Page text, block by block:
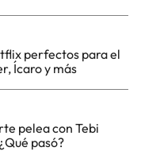
perfectos para el
Ícaro y más
pelea con Tebi
pasó?